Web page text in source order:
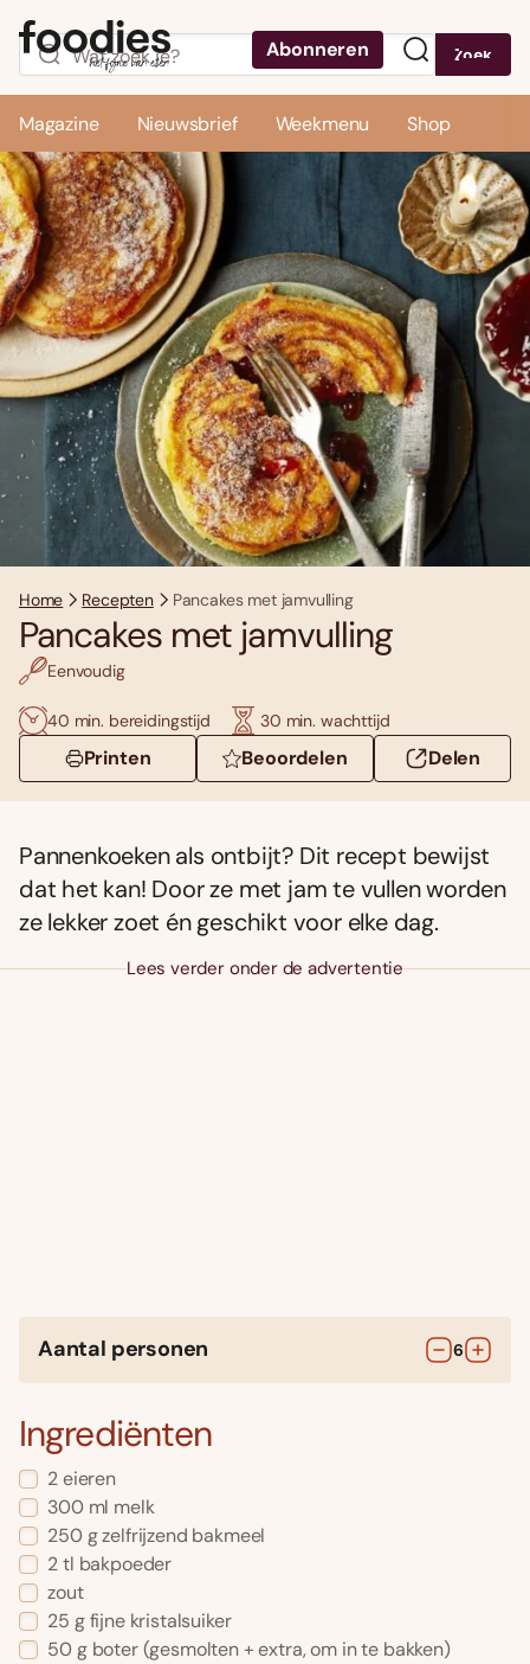
Abonneren Zoek
Magazine Nieuwsbrief Weekmenu Shop
Home Recepten Pancakes met jamvulling
Pancakes met jamvulling
Eenvoudig
40 min. bereidingstijd 30 min. wachttijd
Printen Beoordelen Delen
Pannenkoeken als ontbijt? Dit recept bewijst
dat het kan! Door ze met jam te vullen worden
ze lekker zoet én geschikt voor elke dag.
Lees verder onder de advertentie
Aantal personen 6
Ingrediënten
2eieren
300 ml melk
250 gzelfrijzend bakmeel
2tl bakpoeder
zout
25 g fijne kristalsuiker
50 g boter(gesmolten + extra, om in te bakken)